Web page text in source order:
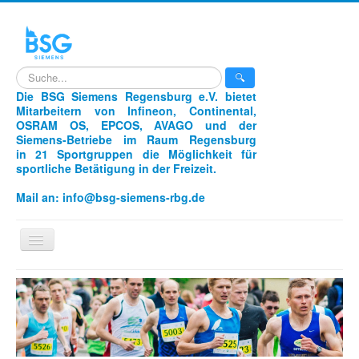
search 🔍
Die BSG Siemens Regensburg e.V. bietet
Mitarbeitern von Infineon, Continental,
OSRAM OS, EPCOS, AVAGO und der
Siemens-Betriebe im Raum Regensburg
in 21 Sportgruppen die Möglichkeit für
sportliche Betätigung in der Freizeit.
Mail an: info@bsg-siemens-rbg.de
Navigation
Home
Sportarten
Aikido Laufen
Unser Verein